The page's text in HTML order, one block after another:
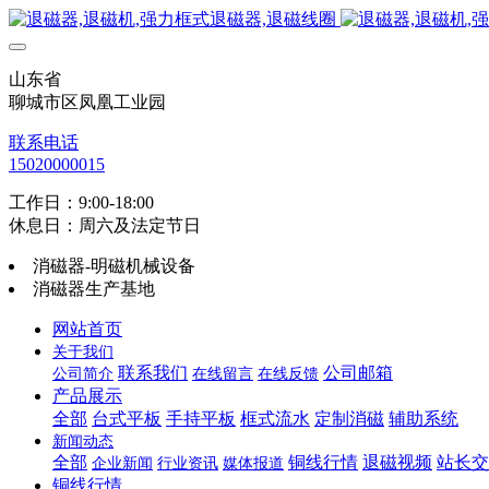
山东省
聊城市区凤凰工业园
联系电话
15020000015
工作日：9:00-18:00
休息日：周六及法定节日
消磁器-明磁机械设备
消磁器生产基地
网站首页
关于我们
公司简介 联系我们 在线留言 在线反馈 公司邮箱
产品展示
全部 台式平板 手持平板 框式流水 定制消磁 辅助系统
新闻动态
全部 企业新闻 行业资讯 媒体报道 铜线行情 退磁视频 站长
铜线行情